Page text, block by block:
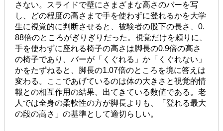
さない。スライドで壁にさまざまな高さのバーを写
し、どの程度の高さまで手を使わずに登れるかを大学
生に視覚的に判断させると、被験者の股下の長さ、0.
88倍のところがぎりぎりだった。視覚だけを頼りに、
手を使わずに座れる椅子の高さは脚長の0.9倍の高さ
の椅子であり、バーが「くぐれる」か「くぐれない」
かをたずねると、脚長の1.07倍のところを境に答えは
変わる。ここであげているのは体の大きさと視覚的情
報との相互作用の結果、出てきている数値である。老
人では全身の柔軟性の方が脚長よりも、「登れる最大
の段の高さ」の基準として適切らしい。